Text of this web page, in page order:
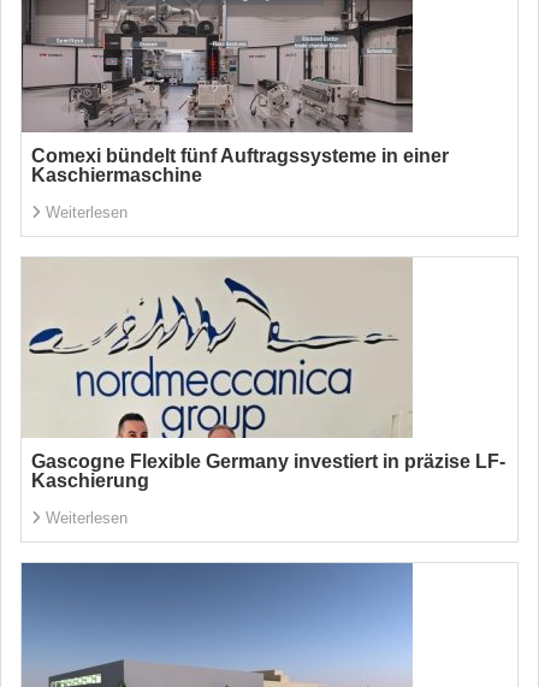
Comexi bündelt fünf Auftragssysteme in einer
Kaschiermaschine
Weiterlesen
Gascogne Flexible Germany investiert in präzise LF-
Kaschierung
Weiterlesen